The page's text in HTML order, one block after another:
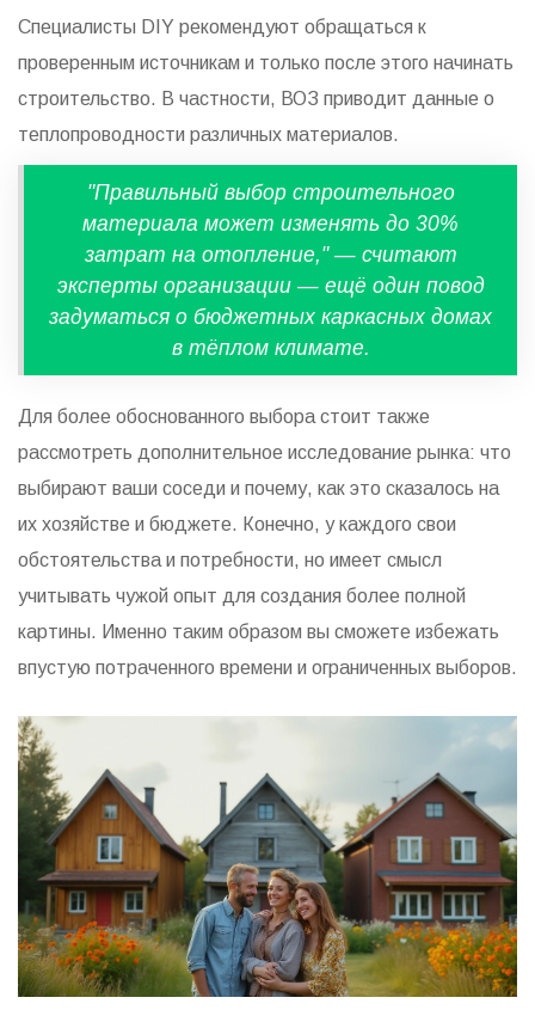
Специалисты DIY рекомендуют обращаться к
проверенным источникам и только после этого начинать
строительство. В частности, ВОЗ приводит данные о
теплопроводности различных материалов.
"Правильный выбор строительного
материала может изменять до 30%
затрат на отопление," — считают
эксперты организации — ещё один повод
задуматься о бюджетных каркасных домах
в тёплом климате.
Для более обоснованного выбора стоит также
рассмотреть дополнительное исследование рынка: что
выбирают ваши соседи и почему, как это сказалось на
их хозяйстве и бюджете. Конечно, у каждого свои
обстоятельства и потребности, но имеет смысл
учитывать чужой опыт для создания более полной
картины. Именно таким образом вы сможете избежать
впустую потраченного времени и ограниченных выборов.